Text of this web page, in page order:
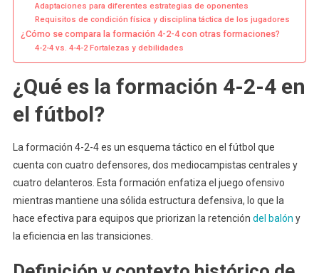
Adaptaciones para diferentes estrategias de oponentes
Requisitos de condición física y disciplina táctica de los jugadores
¿Cómo se compara la formación 4-2-4 con otras formaciones?
4-2-4 vs. 4-4-2 Fortalezas y debilidades
¿Qué es la formación 4-2-4 en
el fútbol?
La formación 4-2-4 es un esquema táctico en el fútbol que
cuenta con cuatro defensores, dos mediocampistas centrales y
cuatro delanteros. Esta formación enfatiza el juego ofensivo
mientras mantiene una sólida estructura defensiva, lo que la
hace efectiva para equipos que priorizan la retención del balón y
la eficiencia en las transiciones.